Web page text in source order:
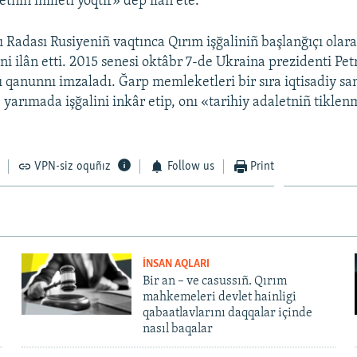
Rusiyeniñ vaqtınca Qırım işğaliniñ başlanğıçı
ilân etti. 2015 senesi oktâbr 7-de Ukraina prezidenti
qanunnı imzaladı. Ğarp memleketleri bir sıra iqtisadiy
işğalini inkâr etip, onı «tarihiy adaletniñ
VPN-siz oquñız Follow us Print
İNSAN AQLARI
Bir an – ve casussıñ. Qırım
mahkemeleri devlet hainligi
qabaatlavlarını daqqalar içinde
nasıl baqalar